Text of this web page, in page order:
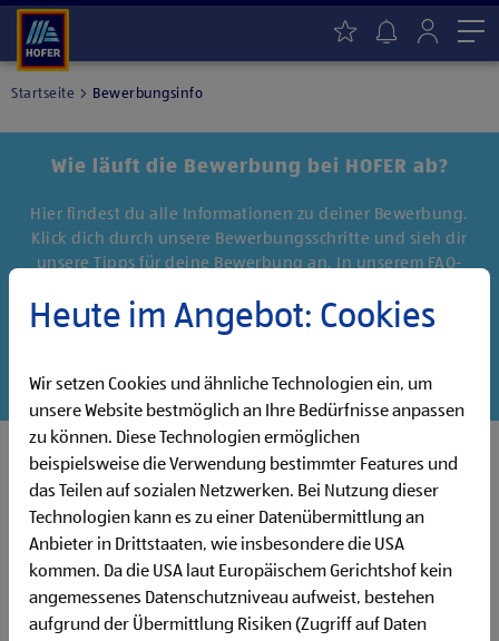
Startseite Bewerbungsinfo
Wie läuft die Bewerbung bei HOFER ab?
Hier findest du alle Informationen zu deiner Bewerbung.
Klick dich durch unsere Bewerbungsschritte und sieh dir
unsere Tipps für deine Bewerbung an. In unserem FAQ-
deine Bewerbung und das Arbeiten bei HOFER.
Du hast noch mehr Fragen? Unsere Ansprechpersonen helfen
in Verbindung setzen.
Heute im Angebot: Cookies
Wir setzen Cookies und ähnliche Technologien ein, um
unsere Website bestmöglich an Ihre Bedürfnisse anpassen
zu können. Diese Technologien ermöglichen
beispielsweise die Verwendung bestimmter Features und
das Teilen auf sozialen Netzwerken. Bei Nutzung dieser
Technologien kann es zu einer Datenübermittlung an
Anbieter in Drittstaaten, wie insbesondere die USA
kommen. Da die USA laut Europäischem Gerichtshof kein
angemessenes Datenschutzniveau aufweist, bestehen
aufgrund der Übermittlung Risiken (Zugriff auf Daten